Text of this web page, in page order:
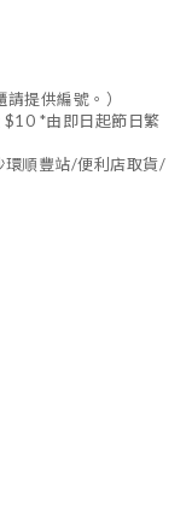
提供編號。）
*由即日起節日繁
環順豐站/便利店取貨/